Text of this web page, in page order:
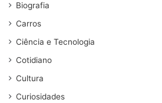
Biografia
Carros
Ciência e Tecnologia
Cotidiano
Cultura
Curiosidades